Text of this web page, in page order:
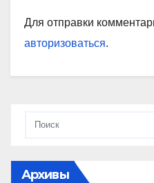
Для отправки
авторизоваться.
Архивы